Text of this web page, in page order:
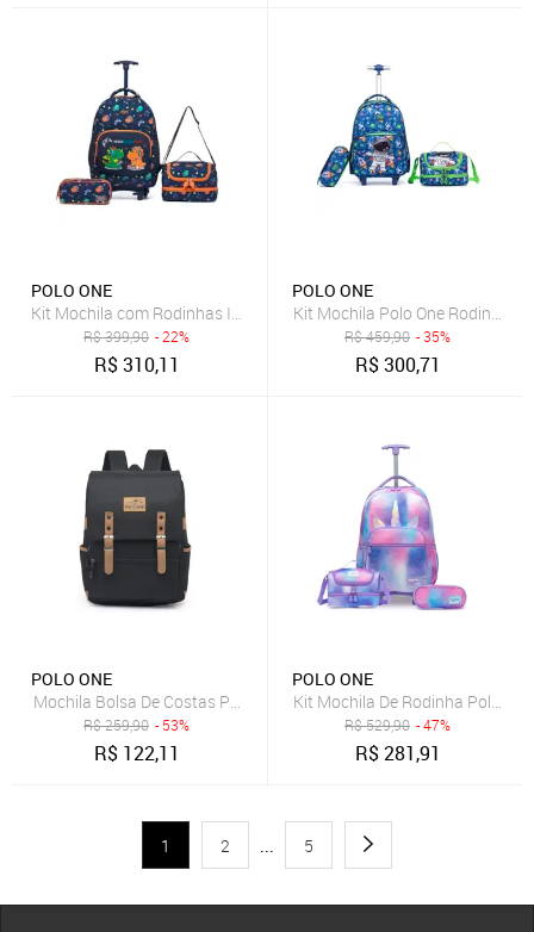
POLO ONE
Kit Mochila com Rodinhas Infantil Escolar Lancheira Térmica Estojo
R$399,90 - 22%
R$310,11
POLO ONE
Kit Mochila Polo One Rodinha
R$459,90 - 35%
R$300,71
POLO ONE
Mochila Bolsa De Costas Polo One Notebook Escolar Trabalho
R$259,90 - 53%
R$ 122,11
POLO ONE
Kit Mochila De Rodinha Polo
R$529,90 - 47%
R$281,91
1 2 ... 5